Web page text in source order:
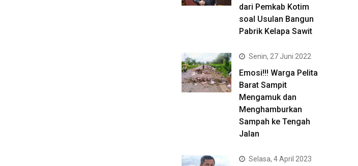
dari Pemkab Kotim
soal Usulan Bangun
Pabrik Kelapa Sawit
Senin, 27 Juni 2022
Emosi!!! Warga Pelita
Barat Sampit
Mengamuk dan
Menghamburkan
Sampah ke Tengah
Jalan
Selasa, 4 April 2023